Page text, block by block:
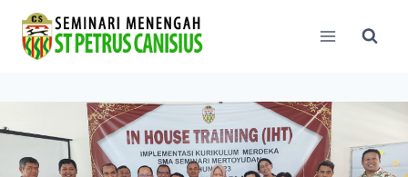
content